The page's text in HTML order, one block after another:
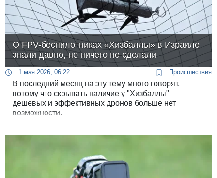
О FPV-беспилотниках «Хизбаллы» в Израиле
знали давно, но ничего не сделали
1 мая 2026, 06:22 Происшествия
В последний месяц на эту тему много говорят,
потому что скрывать наличие у "Хизбаллы"
дешевых и эффективных дронов больше нет
возможности.